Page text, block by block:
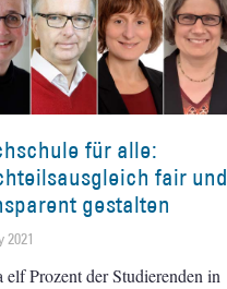
für alle:
fair und
gestalten
2021
elf Prozent der Studierenden in